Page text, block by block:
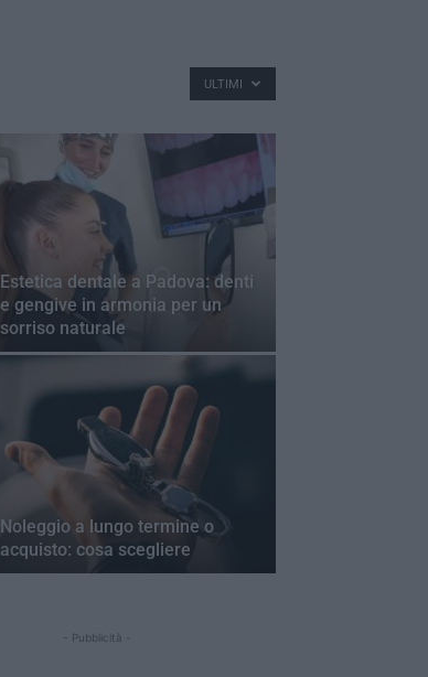
ULTIMI
Estetica dentale a Padova: denti
e gengive in armonia per un
sorriso naturale
Noleggio a lungo termine o
acquisto: cosa scegliere
- Pubblicità -